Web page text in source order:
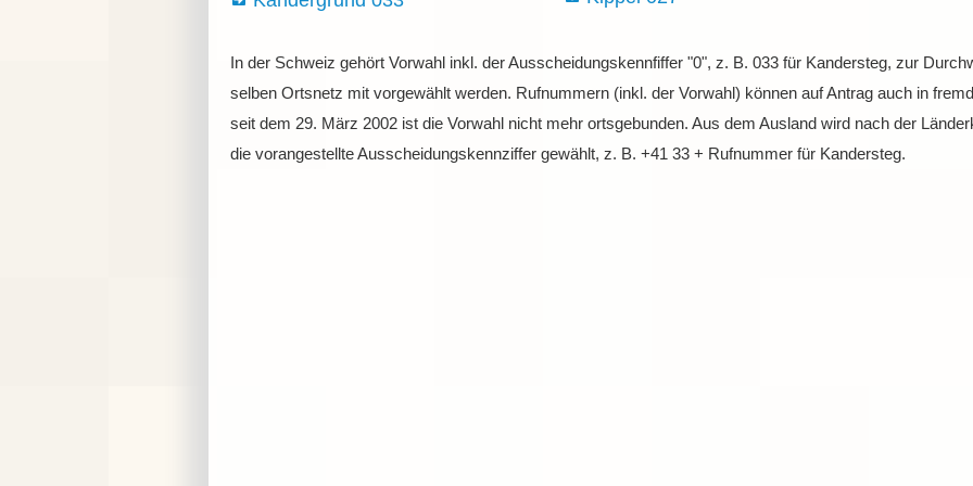
In der Schweiz gehört Vorwahl inkl. der Ausscheidungskennfiffer "0", z. B. 033 für Kandersteg, zur
selben Ortsnetz mit vorgewählt werden. Rufnummern (inkl. der Vorwahl) können auf Antrag auch in
seit dem 29. März 2002 ist die Vorwahl nicht mehr ortsgebunden. Aus dem Ausland wird nach der
die vorangestellte Ausscheidungskennziffer gewählt, z. B. +41 33 + Rufnummer für Kandersteg.